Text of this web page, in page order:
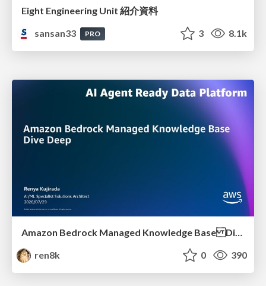
Eight Engineering Unit 紹介資料
sansan33
PRO 3 8.1k
ren8k
0 390